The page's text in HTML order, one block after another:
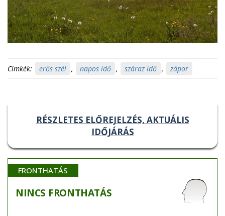
Címkék: erős szél , napos idő , száraz idő , zápor
RÉSZLETES ELŐREJELZÉS, AKTUÁLIS
IDŐJÁRÁS
FRONTHATÁS
NINCS FRONTHATÁS